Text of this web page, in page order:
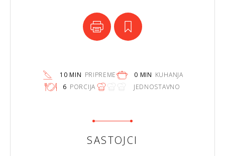
10 MIN PRIPREME 0 MIN KUHANJA
6 PORCIJA JEDNOSTAVNO
SASTOJCI